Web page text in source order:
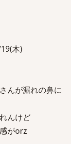
木)
んが漏れの鼻に
んけど
がorz